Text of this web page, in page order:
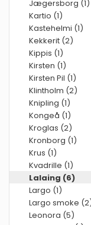
Jægersborg (1)
Kartio (1)
Kastehelmi (1)
Kekkerit (2)
Kippis (1)
Kirsten (1)
Kirsten Pil (1)
Klintholm (2)
Knipling (1)
Kongeå (1)
Kroglas (2)
Kronborg (1)
Krus (1)
Kvadrille (1)
Lalaing (6)
Largo (1)
Largo smoke
Leonora (5)